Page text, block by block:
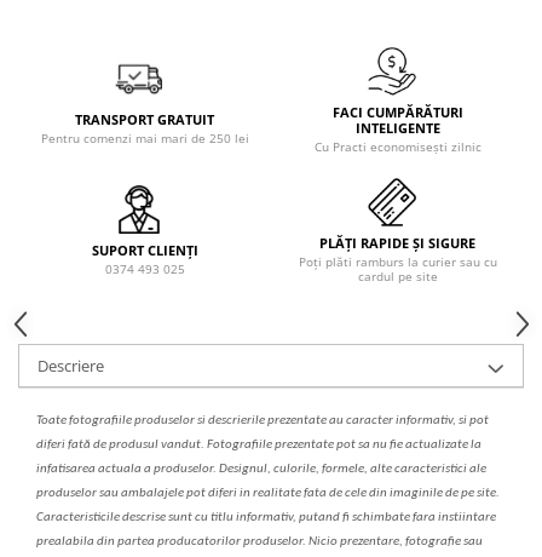
TRANSPORT GRATUIT
Pentru comenzi mai mari de 250 lei
FACI CUMPĂRĂTURI
INTELIGENTE
Cu Practi economisești zilnic
SUPORT CLIENȚI
0374 493 025
PLĂȚI RAPIDE ȘI SIGURE
Poți plăti ramburs la curier sau cu
cardul pe site
Descriere
Toate fotografiile produselorsidescrierileprezentate au caracter informativ, si pot
diferi fată de produsul vandut. Fotografiile prezentate pot sa nu fie actualizate la
infatisarea actuala a produselor. Designul, culorile, formele, alte caracteristici ale
produselor sau ambalajele pot diferi in realitate fata de cele din imaginile de pe site.
Caracteristicile descrise sunt cu titlu informativ, putand fi schimbate fara instiintare
prealabila din partea producatorilor produselor. Nicio prezentare, fotografie sau